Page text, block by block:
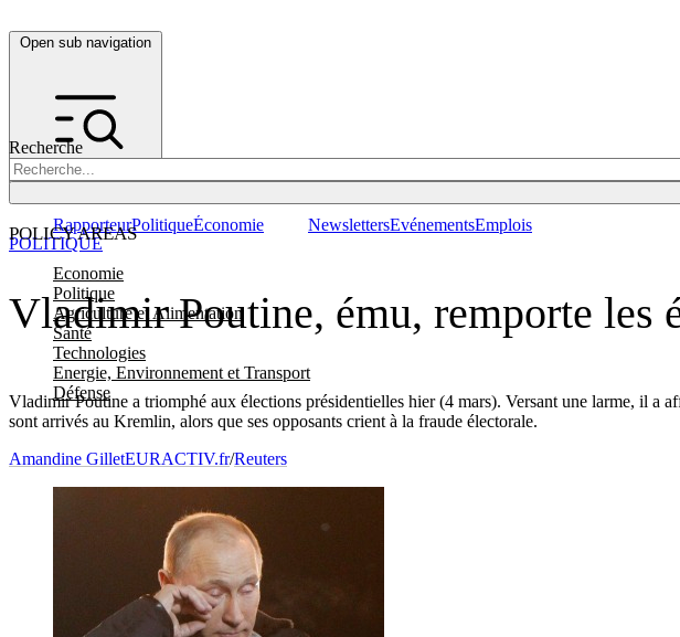
Open sub navigation
Recherche
POLICY AREAS
Economie
Politique
Agriculture et Alimentation
Santé
Technologies
Energie, Environnement et Transport
Défense
RapporteurPolitiqueÉconomie NewslettersEvénementsEmplois
Vladimir Poutine, ému, remporte les
Vladimir Poutine a triomphé aux élections présidentielles hier (4 mars). Versant une larme, il a
sont arrivés au Kremlin, alors que ses opposants crient à la fraude électorale.
POLITIQUE
Amandine GilletEURACTIV.fr/Reuters